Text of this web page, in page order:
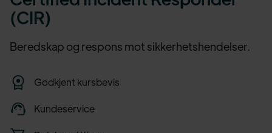
(CIR)
Beredskap og respons mot sikkerhetshendelser.
Godkjent kursbevis
Kundeservice